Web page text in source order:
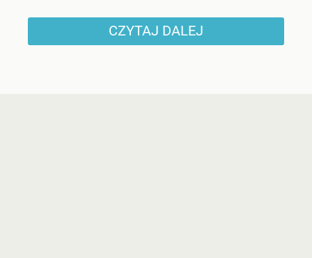
CZYTAJ DALEJ